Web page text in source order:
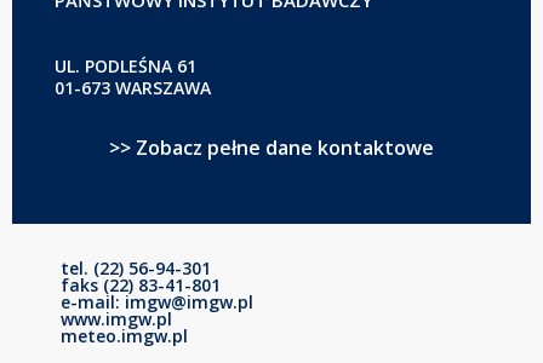
UL. PODLEŚNA 61
01-673 WARSZAWA
>> Zobacz pełne dane kontaktowe
tel. (22) 56-94-301
faks (22) 83-41-801
e-mail: imgw@imgw.pl
www.imgw.pl
meteo.imgw.pl